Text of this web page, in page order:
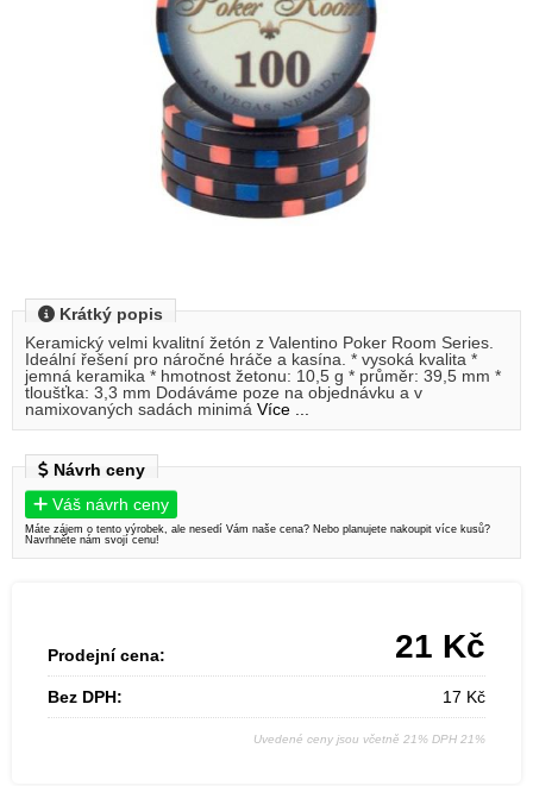
Krátký popis
Keramický velmi kvalitní žetón z Valentino Poker Room Series.
Ideální řešení pro náročné hráče a kasína. * vysoká kvalita *
jemná keramika * hmotnost žetonu: 10,5 g * průměr: 39,5 mm *
tloušťka: 3,3 mm Dodáváme poze na objednávku a v
namixovaných sadách minimá Více ...
Návrh ceny
Váš návrh ceny
Máte zájem o tento výrobek, ale nesedí Vám naše cena? Nebo planujete nakoupit více kusů?
Navrhněte nám svojí cenu!
Prodejní cena: 21 Kč
Bez DPH: 17 Kč
Uvedené ceny jsou včetně 21% DPH 21%